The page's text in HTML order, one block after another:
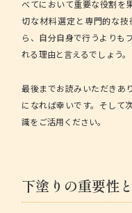
べてにおいて重要な役割を
切な材料選定と専門的な
ら、自分自身で行うよりも
れる理由と言えるでしょう。
最後までお読みいただきあ
になれば幸いです。そして
識をご活用ください。
下塗りの重要性